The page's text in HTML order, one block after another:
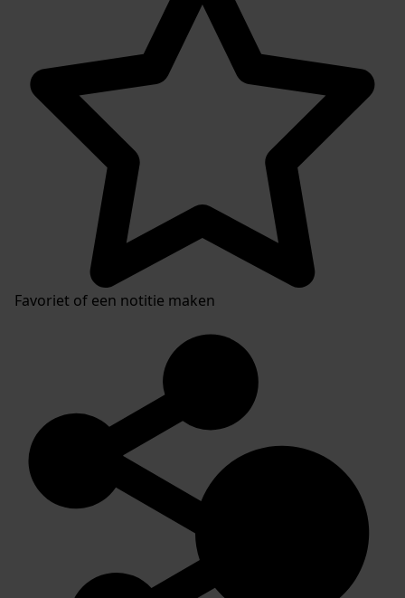
Favoriet of een notitie maken